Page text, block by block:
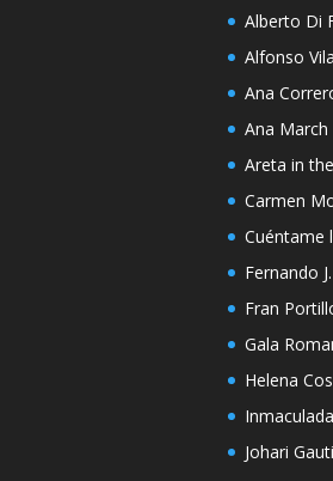
Alberto Di
Alfonso Vila
Ana
Ana March
Areta in
Carmen
Cuéntame
Fernando
Fran
Gala
Helena
Johari